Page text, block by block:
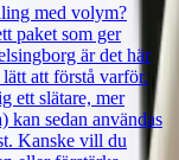
med volym?
paket som ger
är det här
att förstå varför.
ett slätare, mer
sedan användas
Kanske vill du